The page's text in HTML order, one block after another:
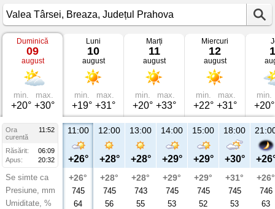
Vremea
Valea
Târsei
Breaza,
Județul
Prahova
Duminică
09
august
min.
+20°
max.
+30°
Luni
10
august
min.
+19°
max.
+31°
Marți
11
august
min.
+20°
max.
+33°
Miercuri
12
august
min.
+22°
max.
+31°
min.
+20°
Ora
11:52
curentă
Răsărit:
06:09
Apus:
20:32
Se simte ca
Presiune, mm
Umiditate, %
11:00
+26°
+26°
745
64
12:00
+28°
+28°
745
56
13:00
+28°
+28°
743
55
14:00
+29°
+29°
745
53
15:00
+29°
+29°
745
52
18:00
+30°
+31°
745
53
+26°
746
63